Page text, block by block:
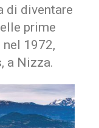
di diventare
prime
1972,
a Nizza.